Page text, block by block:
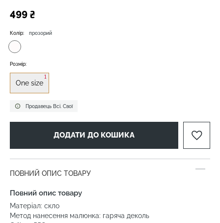
499 ₴
Продавець Всі. Свої
Колір: прозорий
Розмір:
One size
1
ДОДАТИ ДО КОШИКА
ПОВНИЙ ОПИС ТОВАРУ
Повний опис товару
Матеріал: скло
Метод нанесення малюнка: гаряча деколь